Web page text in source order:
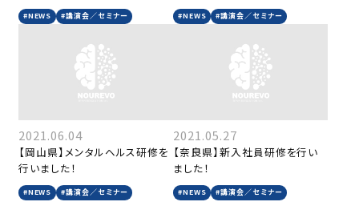
#NEWS #講演会／セミナー #NEWS #講演会／セミナー
2021.06.04
【岡山県】メンタルヘルス研修を
行いました！
#NEWS #講演会／セミナー
2021.05.27
【奈良県】新入社員研修を行い
ました！
#NEWS #講演会／セミナー